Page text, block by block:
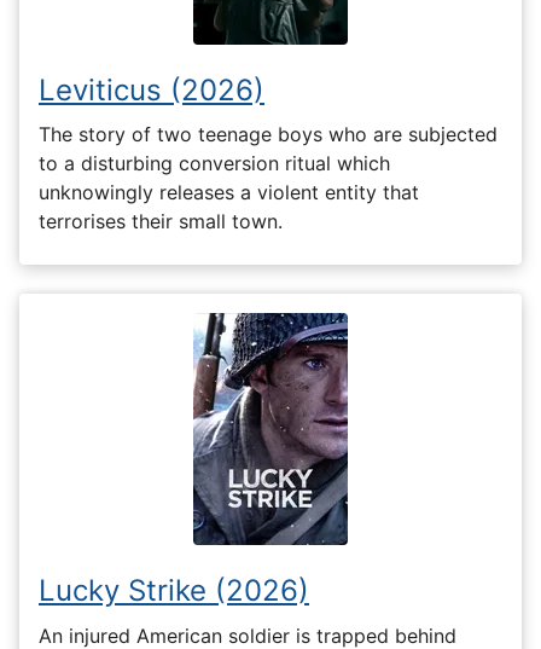
Leviticus (2026)
The story of two teenage boys who are subjected
to a disturbing conversion ritual which
unknowingly releases a violent entity that
terrorises their small town.
Lucky Strike (2026)
An injured American soldier is trapped behind